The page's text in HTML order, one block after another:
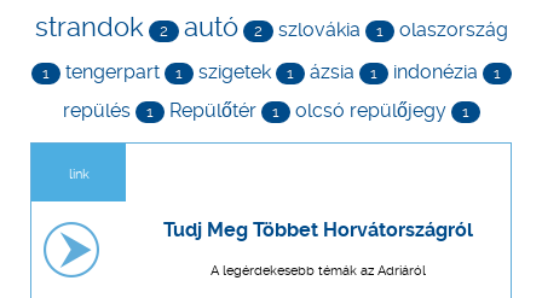
strandok 2 autó 2 szlovákia 1 olaszország
1 tengerpart 1 szigetek 1 ázsia 1 indonézia 1
repülés 1 Repülőtér 1 olcsó repülőjegy 1
link
Tudj Meg Többet Horvátországról
A legérdekesebb témák az Adriáról